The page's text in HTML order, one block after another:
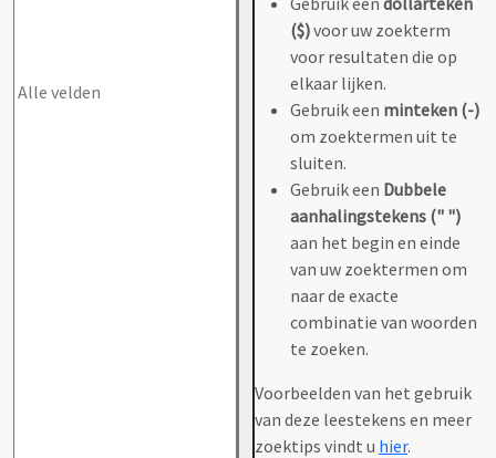
($)voor uw zoekterm
voor resultaten die op
elkaar lijken.
Gebruik een minteken (-)
om zoektermen uit te
sluiten.
Gebruik een Dubbele
aanhalingstekens (" ")
aan het begin en einde
van uw zoektermen om
naar de exacte
combinatie van woorden
te zoeken.
Voorbeelden van het gebruik
van deze leestekens en meer
zoektips vindt u hier.